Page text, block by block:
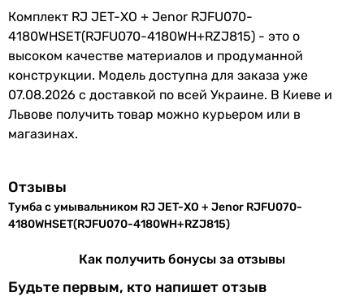
Комплект RJ JET-ХО + Jenor RJFU070-
4180WHSET(RJFU070-4180WH+RZJ815) - это о
высоком качестве материалов и продуманной
конструкции. Модель доступна для заказа уже
07.08.2026 с доставкой по всей Украине. В Киеве и
Львове получить товар можно курьером или в
магазинах.
Отзывы
Тумба с умывальником RJ JET-ХО + Jenor RJFU070-
4180WHSET(RJFU070-4180WH+RZJ815)
Как получить бонусы за отзывы
Будьте первым, кто напишет отзыв